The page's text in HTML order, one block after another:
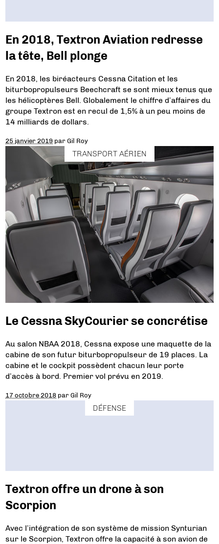
En 2018, Textron Aviation redresse
la tête, Bell plonge
En 2018, les biréacteurs Cessna Citation et les
biturbopropulseurs Beechcraft se sont mieux tenus que
les hélicoptères Bell. Globalement le chiffre d’affaires du
groupe Textron est en recul de 1,5% à un peu moins de
14 milliards de dollars.
25 janvier 2019 parGil Roy
TRANSPORT AÉRIEN
Le Cessna SkyCourier se concrétise
Au salon NBAA 2018, Cessna expose une maquette de la
cabine de son futur biturbopropulseur de 19 places. La
cabine et le cockpit possèdent chacun leur porte
d’accès à bord. Premier vol prévu en 2019.
17 octobre 2018 parGil Roy
DÉFENSE
Textron offre un drone à son
Scorpion
Avec l’intégration de son système de mission Synturian
sur le Scorpion, Textron offre la capacité à son avion de